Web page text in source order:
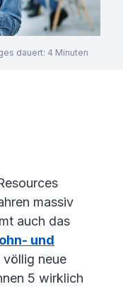
dauert: 4 Minuten
massiv
auch das
und
völlig neue
5 wirklich